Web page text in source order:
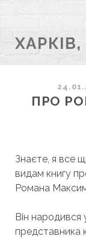
ПРО
Знаєте, я все
видам книгу
Романа
Він народився
представника